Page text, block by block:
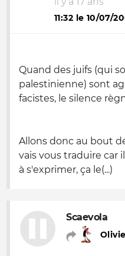
11:32 le 10/07/
Quand des juifs (qui
palestinienne) sont
facistes, le silence
Allons donc au bout
vais vous traduire car
à s'exprimer, ça le(...)
Scaevola